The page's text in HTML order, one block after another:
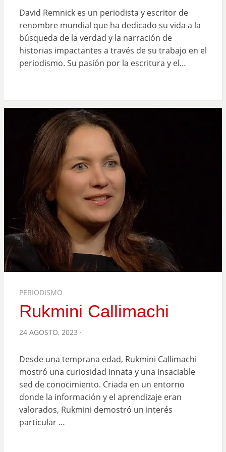
David Remnick es un periodista y escritor de
renombre mundial que ha dedicado su vida a la
búsqueda de la verdad y la narración de
historias impactantes a través de su trabajo en el
periodismo. Su pasión por la escritura y el…
PERIODISMO
Rukmini Callimachi
POSTED
24 AGOSTO, 2023
Desde una temprana edad, Rukmini Callimachi
mostró una curiosidad innata y una insaciable
sed de conocimiento. Criada en un entorno
donde la información y el aprendizaje eran
valorados, Rukmini demostró un interés
particular …